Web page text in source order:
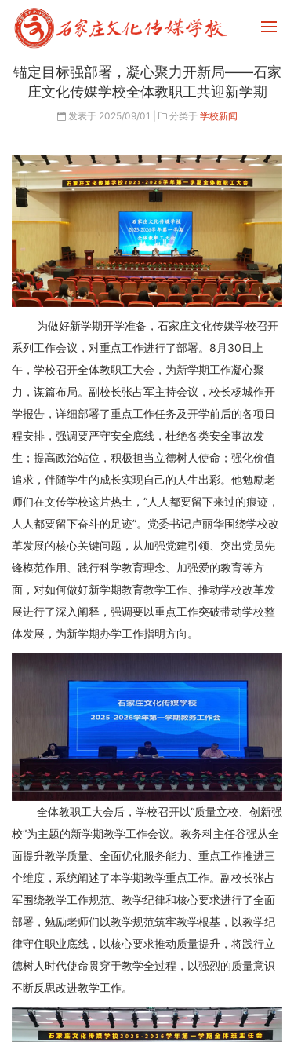
锚定目标强部署，凝心聚力开新局——石家
庄文化传媒学校全体教职工共迎新学期
发表于 2025/09/01 分类于 学校新闻
为做好新学期开学准备，石家庄文化传媒学校召开
系列工作会议，对重点工作进行了部署。8月30日上
午，学校召开全体教职工大会，为新学期工作凝心聚
力，谋篇布局。副校长张占军主持会议，校长杨城作开
学报告，详细部署了重点工作任务及开学前后的各项日
程安排，强调要严守安全底线，杜绝各类安全事故发
生；提高政治站位，积极担当立德树人使命；强化价值
追求，伴随学生的成长实现自己的人生出彩。他勉励老
师们在文传学校这片热土，“人人都要留下来过的痕迹，
人人都要留下奋斗的足迹”。党委书记卢丽华围绕学校改
革发展的核心关键问题，从加强党建引领、突出党员先
锋模范作用、践行科学教育理念、加强爱的教育等方
面，对如何做好新学期教育教学工作、推动学校改革发
展进行了深入阐释，强调要以重点工作突破带动学校整
体发展，为新学期办学工作指明方向。
全体教职工大会后，学校召开以“质量立校、创新强
校”为主题的新学期教学工作会议。教务科主任谷强从全
面提升教学质量、全面优化服务能力、重点工作推进三
个维度，系统阐述了本学期教学重点工作。副校长张占
军围绕教学工作规范、教学纪律和核心要求进行了全面
部署，勉励老师们以教学规范筑牢教学根基，以教学纪
律守住职业底线，以核心要求推动质量提升，将践行立
德树人时代使命贯穿于教学全过程，以强烈的质量意识
不断反思改进教学工作。